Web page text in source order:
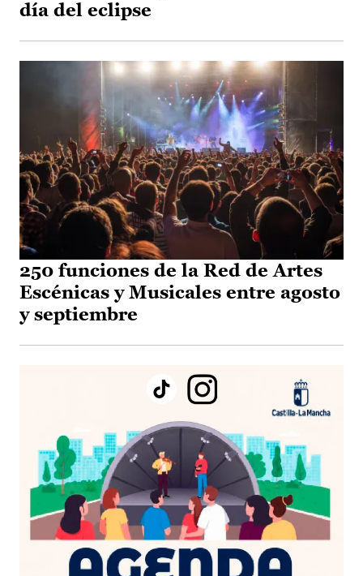
día del eclipse
250 funciones de la Red de Artes
Escénicas y Musicales entre agosto
y septiembre